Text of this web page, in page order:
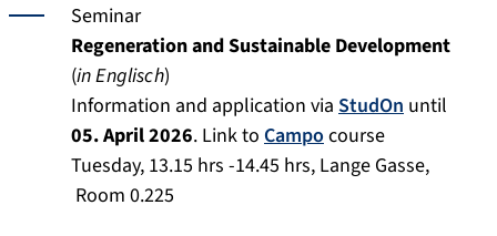
Seminar
Regeneration and Sustainable Development
(in Englisch)
Information and application via StudOn until
05. April 2026. Link to Campocourse
Tuesday, 13.15 hrs -14.45 hrs, Lange Gasse,
Room 0.225